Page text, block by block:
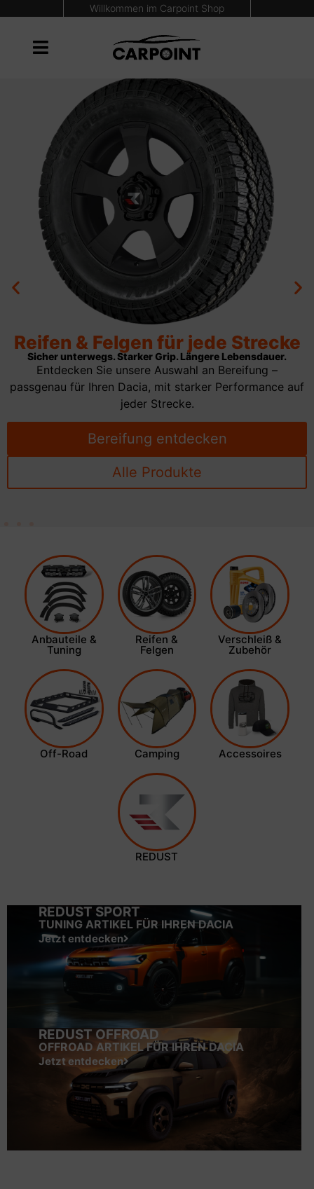
Willkommen im Carpoint Shop
Reifen & Felgen für jede Strecke
Sicher unterwegs. Starker Grip. Längere Lebensdauer.
Entdecken Sie unsere Auswahl an Bereifung –
passgenau für Ihren Dacia, mit starker Performance auf
jeder Strecke.
Bereifung entdecken
Alle Produkte
Anbauteile &
Tuning
Reifen &
Felgen
Verschleiß &
Zubehör
Off-Road Camping Accessoires
REDUST
REDUST SPORT
TUNING ARTIKEL FÜR IHREN DACIA
Jetzt entdecken
REDUST OFFROAD
OFFROAD ARTIKEL FÜR IHREN DACIA
Jetzt entdecken